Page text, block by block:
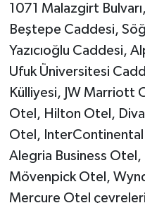
1071 Malazgirt
Beştepe Caddesi,
Yazıcıoğlu Caddesi,
Ufuk Üniversitesi
Külliyesi, JW Marriott
Otel, Hilton Otel,
Otel,
Alegria Business
Mövenpick Otel,
Mercure Otel